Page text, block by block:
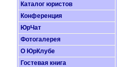
Каталог юристов
Конференция
ЮрЧат
Фотогалерея
О ЮрКлубе
Гостевая книга